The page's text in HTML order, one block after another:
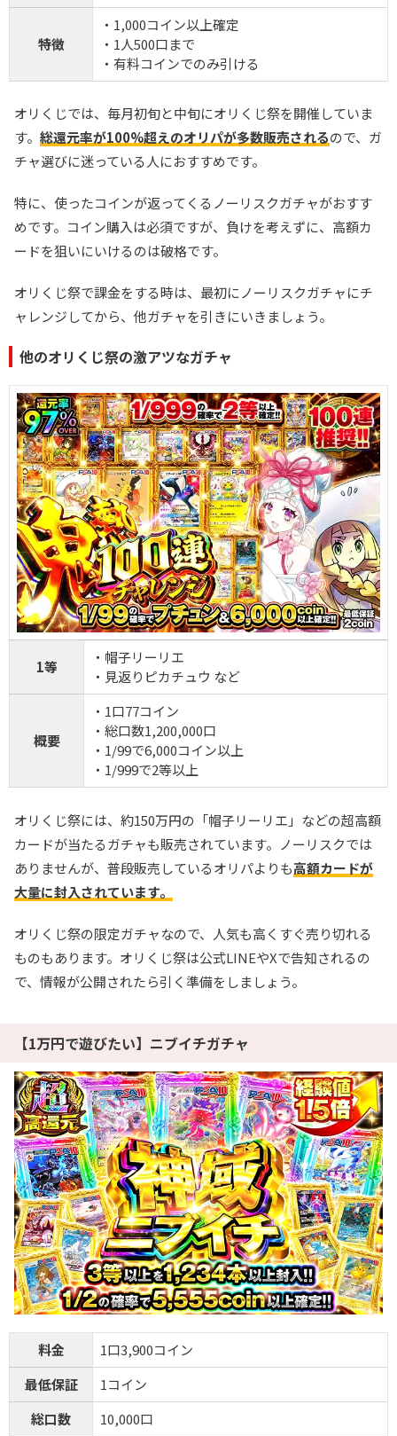
特徴
・1,000コイン以上確定
・1人500口まで
・有料コインでのみ引ける
オリくじでは、毎月初旬と中旬にオリくじ祭を開催していま
す。 総還元率が100%超えのオリパが多数販売されるので、ガ
チャ選びに迷っている人におすすめです。
特に、使ったコインが返ってくるノーリスクガチャがおすす
めです。コイン購入は必須ですが、負けを考えずに、高額カ
ードを狙いにいけるのは破格です。
オリくじ祭で課金をする時は、最初にノーリスクガチャにチ
ャレンジしてから、他ガチャを引きにいきましょう。
他のオリくじ祭の激アツなガチャ
1等
・帽子リーリエ
・見返りピカチュウ など
概要
・1口77コイン
・総口数1,200,000口
・1/99で6,000コイン以上
・1/999で2等以上
オリくじ祭には、約150万円の「帽子リーリエ」などの超高額
カードが当たるガチャも販売されています。ノーリスクでは
ありませんが、普段販売しているオリパよりも高額カードが
大量に封入されています。
オリくじ祭の限定ガチャなので、人気も高くすぐ売り切れる
ものもあります。オリくじ祭は公式LINEやXで告知されるの
で、情報が公開されたら引く準備をしましょう。
【1万円で遊びたい】ニブイチガチャ
料金
1口3,900コイン
最低保証
1コイン
総口数
10,000口